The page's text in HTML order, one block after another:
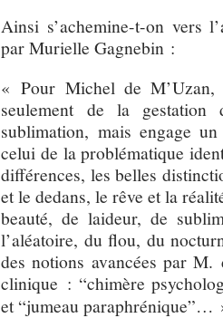
Ainsi s’achemine-t-on vers
par Murielle Gagnebin :
« Pour Michel de M’Uzan,
seulement de la
sublimation, mais engage
celui de la problématique
différences, les belles
et le dedans, le rêve et la
beauté, de laideur, de
l’aléatoire, du flou, du
des notions avancées par
clinique : “chimère
et “jumeau paraphrénique”…